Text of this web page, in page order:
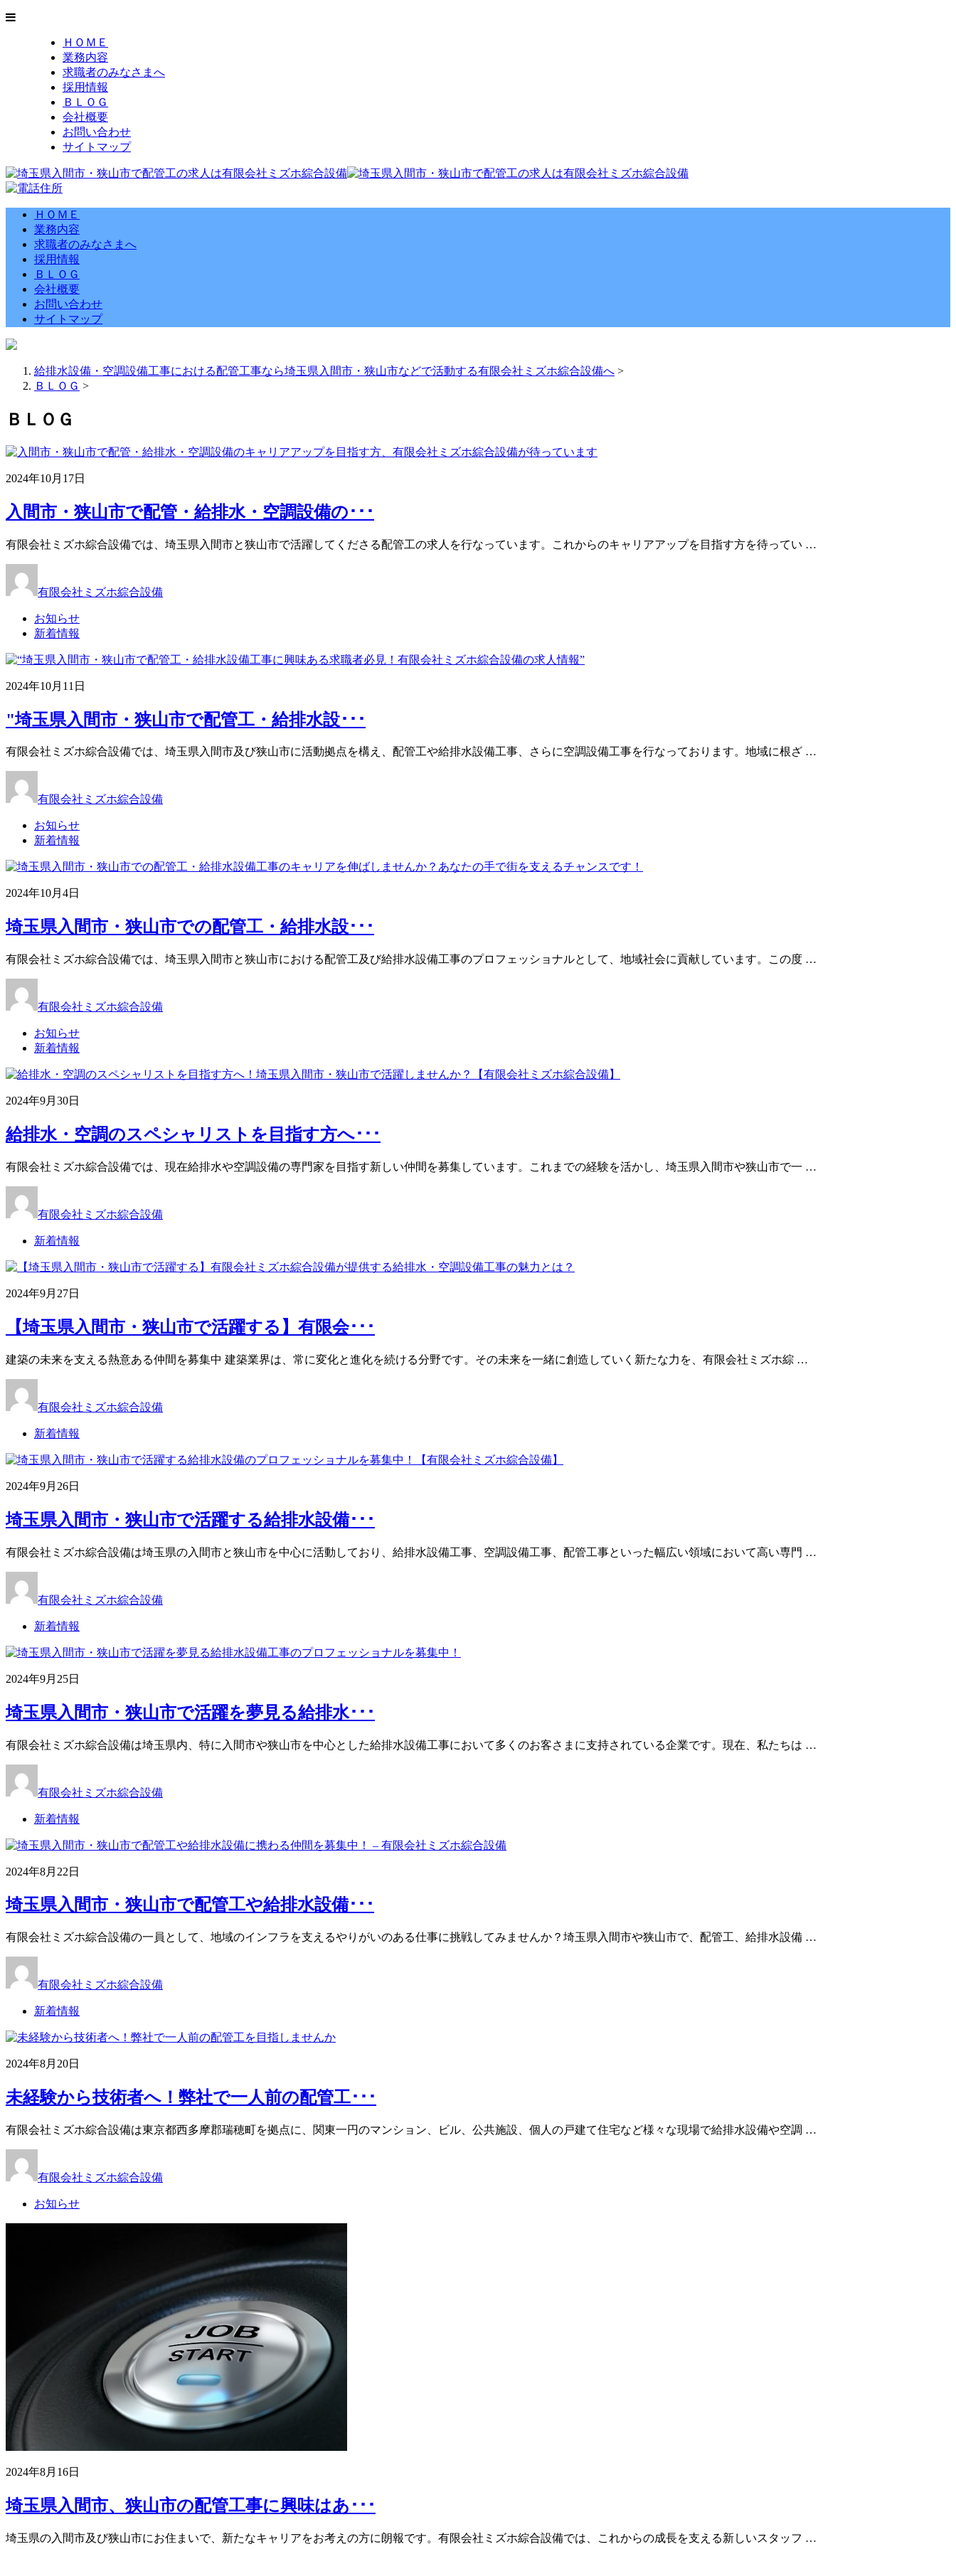
ＨＯＭＥ
業務内容
求職者のみなさまへ
採用情報
ＢＬＯＧ
会社概要
お問い合わせ
サイトマップ
ＨＯＭＥ
業務内容
求職者のみなさまへ
採用情報
ＢＬＯＧ
会社概要
お問い合わせ
サイトマップ
給排水設備・空調設備工事における配管工事なら埼玉県入間市・狭山市などで活動する有限会社ミズホ綜合設備へ >
ＢＬＯＧ >
ＢＬＯＧ
2024年10月17日
入間市・狭山市で配管・給排水・空調設備の･･･
有限会社ミズホ綜合設備では、埼玉県入間市と狭山市で活躍してくださる配管工の求人を行なっています。これからのキャリアアップを目指す方を待ってい …
有限会社ミズホ綜合設備
お知らせ
新着情報
2024年10月11日
"埼玉県入間市・狭山市で配管工・給排水設･･･
有限会社ミズホ綜合設備では、埼玉県入間市及び狭山市に活動拠点を構え、配管工や給排水設備工事、さらに空調設備工事を行なっております。地域に根ざ …
有限会社ミズホ綜合設備
お知らせ
新着情報
2024年10月4日
埼玉県入間市・狭山市での配管工・給排水設･･･
有限会社ミズホ綜合設備では、埼玉県入間市と狭山市における配管工及び給排水設備工事のプロフェッショナルとして、地域社会に貢献しています。この度 …
有限会社ミズホ綜合設備
お知らせ
新着情報
2024年9月30日
給排水・空調のスペシャリストを目指す方へ･･･
有限会社ミズホ綜合設備では、現在給排水や空調設備の専門家を目指す新しい仲間を募集しています。これまでの経験を活かし、埼玉県入間市や狭山市で一 …
有限会社ミズホ綜合設備
新着情報
2024年9月27日
【埼玉県入間市・狭山市で活躍する】有限会･･･
建築の未来を支える熱意ある仲間を募集中 建築業界は、常に変化と進化を続ける分野です。その未来を一緒に創造していく新たな力を、有限会社ミズホ綜 …
有限会社ミズホ綜合設備
新着情報
2024年9月26日
埼玉県入間市・狭山市で活躍する給排水設備･･･
有限会社ミズホ綜合設備は埼玉県の入間市と狭山市を中心に活動しており、給排水設備工事、空調設備工事、配管工事といった幅広い領域において高い専門 …
有限会社ミズホ綜合設備
新着情報
2024年9月25日
埼玉県入間市・狭山市で活躍を夢見る給排水･･･
有限会社ミズホ綜合設備は埼玉県内、特に入間市や狭山市を中心とした給排水設備工事において多くのお客さまに支持されている企業です。現在、私たちは …
有限会社ミズホ綜合設備
新着情報
2024年8月22日
埼玉県入間市・狭山市で配管工や給排水設備･･･
有限会社ミズホ綜合設備の一員として、地域のインフラを支えるやりがいのある仕事に挑戦してみませんか？埼玉県入間市や狭山市で、配管工、給排水設備 …
有限会社ミズホ綜合設備
新着情報
2024年8月20日
未経験から技術者へ！弊社で一人前の配管工･･･
有限会社ミズホ綜合設備は東京都西多摩郡瑞穂町を拠点に、関東一円のマンション、ビル、公共施設、個人の戸建て住宅など様々な現場で給排水設備や空調 …
有限会社ミズホ綜合設備
お知らせ
2024年8月16日
埼玉県入間市、狭山市の配管工事に興味はあ･･･
埼玉県の入間市及び狭山市にお住まいで、新たなキャリアをお考えの方に朗報です。有限会社ミズホ綜合設備では、これからの成長を支える新しいスタッフ …